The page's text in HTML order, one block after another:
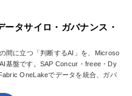
タサイロ・ガバナンス・
間に立つ「判断するAI」を、Microso
基盤です。SAP Concur・freee・Dy
OneLakeでデータを統合、ガバ